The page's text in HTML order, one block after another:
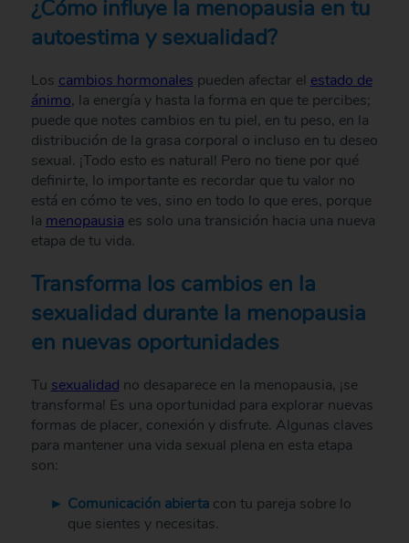
¿Cómo influye la menopausia en tu
autoestima y sexualidad?
Los cambios hormonales pueden afectar el estado de
ánimo, la energía y hasta la forma en que te percibes;
puede que notes cambios en tu piel, en tu peso, en la
distribución de la grasa corporal o incluso en tu deseo
sexual. ¡Todo esto es natural! Pero no tiene por qué
definirte, lo importante es recordar que tu valor no
está en cómo te ves, sino en todo lo que eres, porque
la menopausia es solo una transición hacia una nueva
etapa de tu vida.
Transforma los cambios en la
sexualidad durante la menopausia
en nuevas oportunidades
Tu sexualidad no desaparece en la menopausia, ¡se
transforma! Es una oportunidad para explorar nuevas
formas de placer, conexión y disfrute. Algunas claves
para mantener una vida sexual plena en esta etapa
son:
Comunicación abiertacon tu pareja sobre lo
que sientes y necesitas.